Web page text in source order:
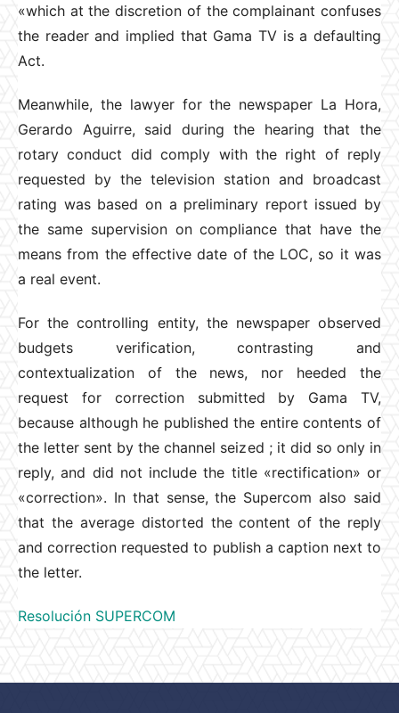
«which at the discretion of the complainant confuses
the reader and implied that Gama TV is a defaulting
Act.
Meanwhile, the lawyer for the newspaper La Hora,
Gerardo Aguirre, said during the hearing that the
rotary conduct did comply with the right of reply
requested by the television station and broadcast
rating was based on a preliminary report issued by
the same supervision on compliance that have the
means from the effective date of the LOC, so it was
a real event.
For the controlling entity, the newspaper observed
budgets verification, contrasting and
contextualization of the news, nor heeded the
request for correction submitted by Gama TV,
because although he published the entire contents of
the letter sent by the channel seized ; it did so only in
reply, and did not include the title «rectification» or
«correction». In that sense, the Supercom also said
that the average distorted the content of the reply
and correction requested to publish a caption next to
the letter.
Resolución SUPERCOM